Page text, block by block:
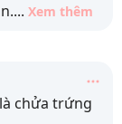
... Xem thêm
chửa trứng